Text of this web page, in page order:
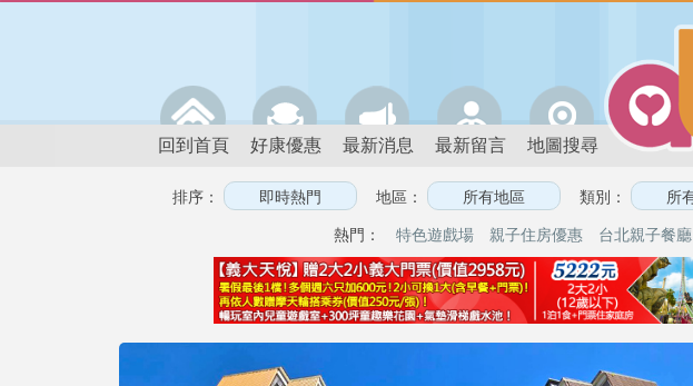
回到首頁 好康優惠 最新消息 最新留言 地圖搜尋
排序： 地區： 類別：
熱門： 特色遊戲場 親子住房優惠 台北親子餐廳